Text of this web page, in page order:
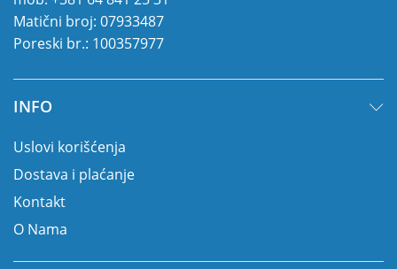
Matični broj: 07933487
Poreski br.: 100357977
INFO
Uslovi korišćenja
Dostava i plaćanje
Kontakt
O Nama